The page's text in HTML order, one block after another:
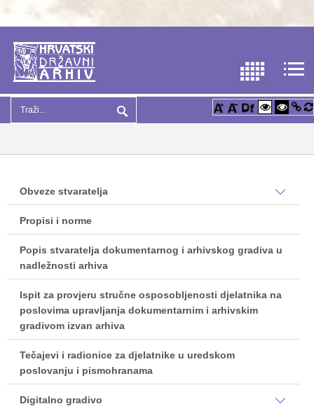
Obveze stvaratelja
Propisi i norme
Popis stvaratelja dokumentarnog i arhivskog gradiva u
nadležnosti arhiva
Ispit za provjeru stručne osposobljenosti djelatnika na
poslovima upravljanja dokumentarnim i arhivskim
gradivom izvan arhiva
Tečajevi i radionice za djelatnike u uredskom
poslovanju i pismohranama
Digitalno gradivo